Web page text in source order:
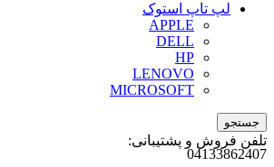
لپ تاپ استوک
APPLE
DELL
HP
LENOVO
MICROSOFT
جستجو
تلفن فروش و پشتیبانی:
04133862407